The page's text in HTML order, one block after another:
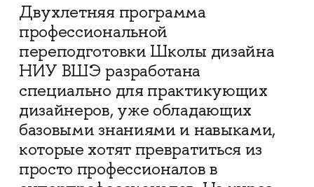
Двухлетняя программа
профессиональной
переподготовки Школы дизайна
НИУ ВШЭ разработана
специально для практикующих
дизайнеров, уже обладающих
базовыми знаниями и навыками,
которые хотят превратиться из
просто профессионалов в